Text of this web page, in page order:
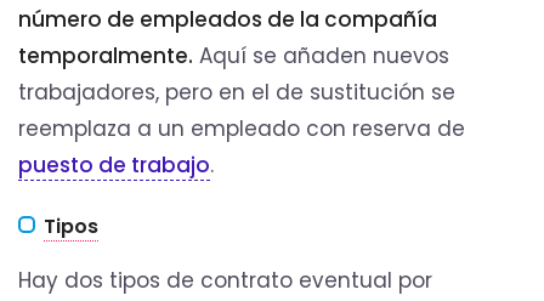
número de empleados de la compañía
temporalmente. Aquí se añaden nuevos
trabajadores, pero en el de sustitución se
reemplaza a un empleado con reserva de
puesto de trabajo.
Tipos
Hay dos tipos de contrato eventual por